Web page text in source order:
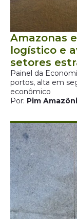
​Amazonas
logístico e
setores
Painel da
portos, alta em
econômico
Por: Pim